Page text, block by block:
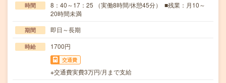
時間
8：40～17：25 （実働8時間/休憩45分） ■残業：月10～
20時間未満
期間 即日～長期
時給 1700円
交通費
※交通費実費3万円/月まで支給